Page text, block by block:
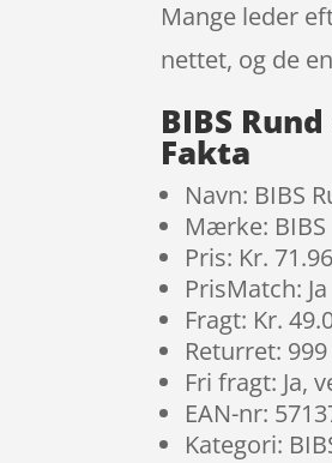
Mange leder
nettet, og de
BIBS
Fakta
Navn: BIBS
Mærke: BIBS
Pris: Kr. 71.96
PrisMatch: Ja
Fragt: Kr.
Returret:
Fri fragt: Ja,
EAN-nr:
Kategori: